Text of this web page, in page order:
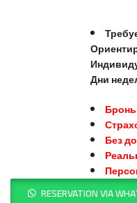
Дни
Без
RESERVATION VIA